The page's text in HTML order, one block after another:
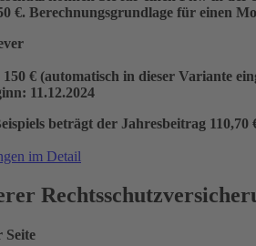
€. Berechnungsgrundlage für einen
150 € (automatisch in dieser Variante
: 11.12.2024
beträgt der Jahresbeitrag 110,70
im Detail
Seite